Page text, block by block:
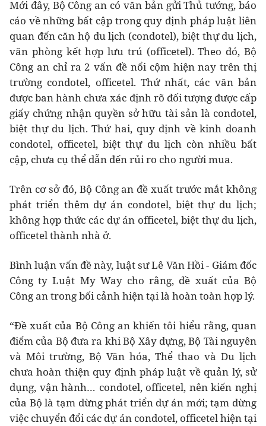
Mới đây, Bộ Công an có văn bản gửi Thủ tướng, báo
cáo về những bất cập trong quy định pháp luật liên
quan đến căn hộ du lịch (condotel), biệt thự du lịch,
văn phòng kết hợp lưu trú (officetel). Theo đó, Bộ
Công an chỉ ra 2 vấn đề nổi cộm hiện nay trên thị
trường condotel, officetel. Thứ nhất, các văn bản
được ban hành chưa xác định rõ đối tượng được cấp
giấy chứng nhận quyền sở hữu tài sản là condotel,
biệt thự du lịch. Thứ hai, quy định về kinh doanh
condotel, officetel, biệt thự du lịch còn nhiều bất
cập, chưa cụ thể dẫn đến rủi ro cho người mua.
Trên cơ sở đó, Bộ Công an đề xuất trước mắt không
phát triển thêm dự án condotel, biệt thự du lịch;
không hợp thức các dự án officetel, biệt thự du lịch,
officetel thành nhà ở.
Bình luận vấn đề này, luật sư Lê Văn Hồi - Giám đốc
Công ty Luật My Way cho rằng, đề xuất của Bộ
Công an trong bối cảnh hiện tại là hoàn toàn hợp lý.
“Đề xuất của Bộ Công an khiến tôi hiểu rằng, quan
điểm của Bộ đưa ra khi Bộ Xây dựng, Bộ Tài nguyên
và Môi trường, Bộ Văn hóa, Thể thao và Du lịch
chưa hoàn thiện quy định pháp luật về quản lý, sử
dụng, vận hành… condotel, officetel, nên kiến nghị
của Bộ là tạm dừng phát triển dự án mới; tạm dừng
việc chuyển đổi các dự án condotel, officetel hiện tại